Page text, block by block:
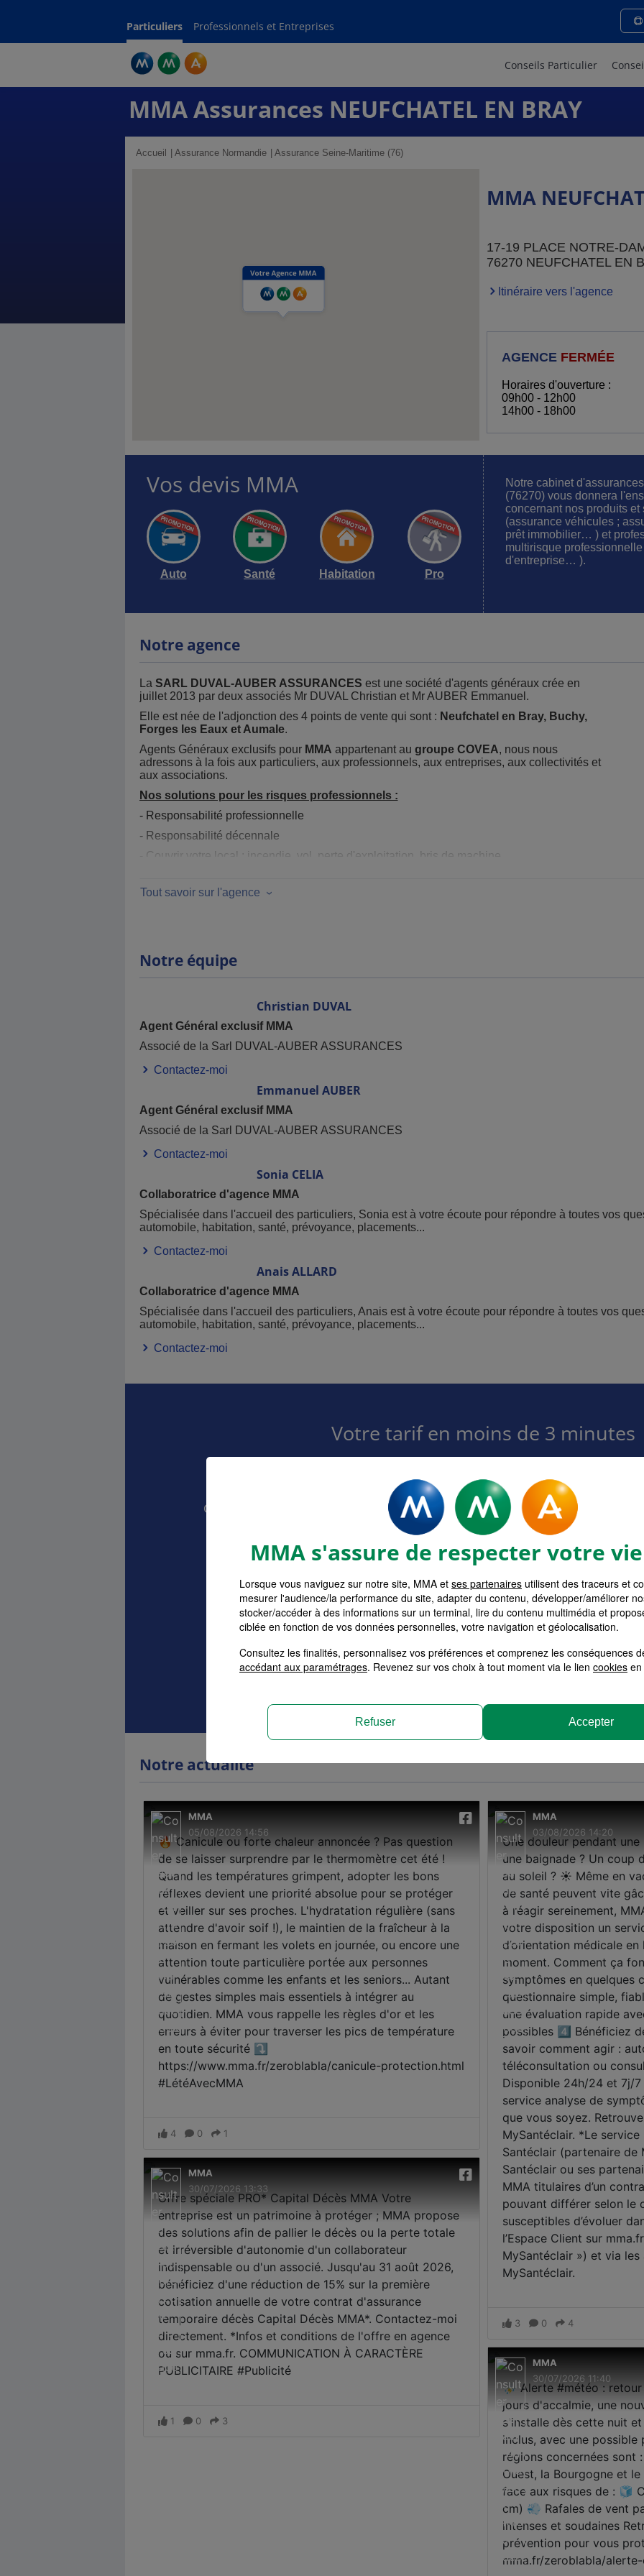
Particuliers Professionnels et Entreprises
Conseils Particulier
MMA Assurances NEUFCHATEL EN BRAY
Accueil Assurance Normandie Assurance Seine-Maritime (76)
MMA
17-19 PLACE NOTRE-
76270 NEUFCHATEL EN
Itinéraire vers l'agence
AGENCE FERMÉE
Horaires d'ouverture :
09h00 - 12h00
14h00 - 18h00
Vos devis MMA
Auto Santé Habitation Pro
Notre cabinet
(76270) vous donnera
concernant nos produits
(assurance véhicules ;
prêt immobilier… ) et
multirisque
d'entreprise… ).
Notre agence
La SARL DUVAL-AUBER ASSURANCES est une société d'agents généraux crée en
juillet 2013 par deux associés Mr DUVAL Christian et Mr AUBER Emmanuel.
Elle est née de l'adjonction des 4 points de vente qui sont : Neufchatel en Bray, Buchy,
Forges les Eaux et Aumale.
Agents Généraux exclusifs pour MMA appartenant au groupe COVEA, nous nous
adressons à la fois aux particuliers, aux professionnels, aux entreprises, aux collectivités et
aux associations.
Nos solutions pour les risques professionnels :
- Responsabilité professionnelle
- Responsabilité décennale
- Couvrir votre local : incendie, vol, perte d'exploitation, bris de machine...
- Couvrir l'ensemble de votre personnel par la mise en place de la complémentaire santé collective
Nous vous apportons les conseils afin de garantir au mieux vos biens, vos proches et vos
Nous vous proposons également de multiples solutions d'Epargne et de Retraite.
http://www.duval-auber-assurances.fr/
Tout savoir sur l'agence
Notre équipe
Christian DUVAL
Agent Général exclusif MMA
Associé de la Sarl DUVAL-AUBER ASSURANCES
Contactez-moi
Emmanuel AUBER
Agent Général exclusif MMA
Associé de la Sarl DUVAL-AUBER ASSURANCES
Contactez-moi
Sonia CELIA
Collaboratrice d'agence MMA
Spécialisée dans l'accueil des particuliers, Sonia est à votre écoute pour répondre à toutes vos
automobile, habitation, santé, prévoyance, placements...
Contactez-moi
Anais ALLARD
Collaboratrice d'agence MMA
Spécialisée dans l'accueil des particuliers, Anais est à votre écoute pour répondre à toutes vos
automobile, habitation, santé, prévoyance, placements...
Contactez-moi
Votre tarif en moins de 3 minutes
Devis Assurance MMA
Comparez et choisissez la formule adaptée à
Devis Assurance
Obtenez votre tarif
à votre
Notre actualité
MMA s'assure de respecter votre
Lorsque vous naviguez sur notre site, MMA et ses partenaires utilisent des traceurs et
mesurer l'audience/la performance du site, adapter du contenu, développer/améliorer
stocker/accéder à des informations sur un terminal, lire du contenu multimédia et
ciblée en fonction de vos données personnelles, votre navigation et géolocalisation.
Consultez les finalités, personnalisez vos préférences et comprenez les conséquences
accédant aux paramétrages. Revenez sur vos choix à tout moment via le lien cookies
Refuser Accepter